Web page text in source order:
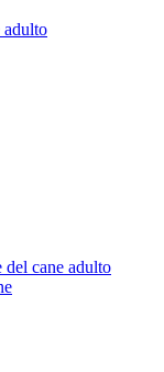
adulto
del cane adulto